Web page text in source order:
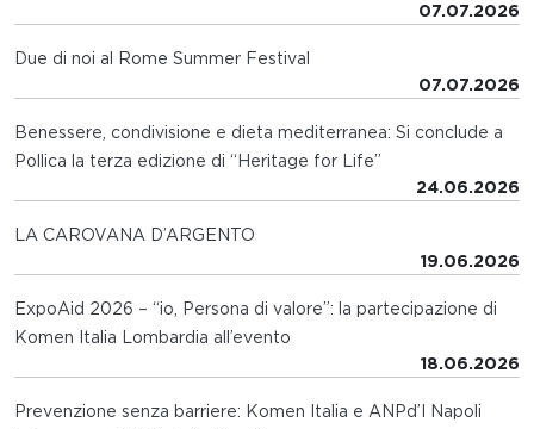
07.07.2026
Due di noi al Rome Summer Festival
07.07.2026
Benessere, condivisione e dieta mediterranea: Si conclude a
Pollica la terza edizione di “Heritage for Life”
24.06.2026
LA CAROVANA D’ARGENTO
19.06.2026
ExpoAid 2026 – “io, Persona di valore”: la partecipazione di
Komen Italia Lombardia all’evento
18.06.2026
Prevenzione senza barriere: Komen Italia e ANPd’I Napoli